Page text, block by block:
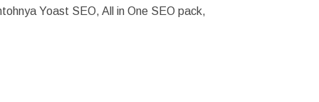
Yoast SEO, All in One SEO pack,